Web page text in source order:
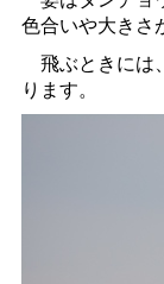
色合いや大きさ
飛ぶときには
ります。